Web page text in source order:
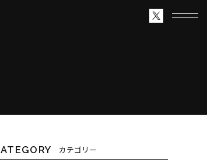
カテゴリー